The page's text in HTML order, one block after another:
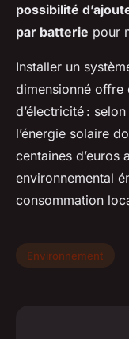
possibilité
par batterie pour
Installer un
dimensionné offre
d’électricité :
l’énergie solaire
centaines d’euros
environnemental
consommation
Environnement